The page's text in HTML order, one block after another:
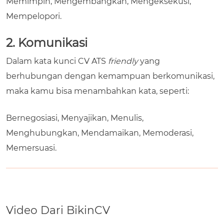
Mempelopori.
2. Komunikasi
Dalam kata kunci CV ATS friendlyyang
berhubungan dengan kemampuan berkomunikasi,
maka kamu bisa menambahkan kata, seperti:
Bernegosiasi, Menyajikan, Menulis,
Menghubungkan, Mendamaikan, Memoderasi,
Memersuasi.
Video Dari BikinCV